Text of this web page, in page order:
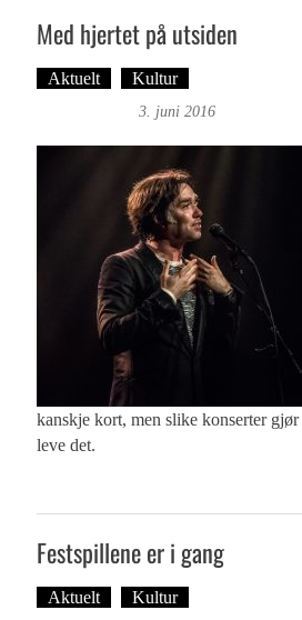
Med hjertet på utsiden
Aktuelt Kultur
3. juni 2016
kanskje kort, men slike konserter
leve det.
Festspillene er i gang
Aktuelt Kultur